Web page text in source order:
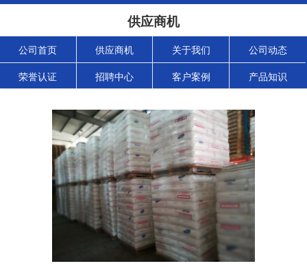
供应商机
公司首页 供应商机 关于我们 公司动态
荣誉认证 招聘中心 客户案例 产品知识